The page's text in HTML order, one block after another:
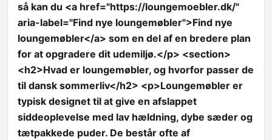
så kan du <a href="https://loungemoebler.dk/"
aria-label="Find nye loungemøbler">Find nye
loungemøbler</a> som en del af en bredere plan
for at opgradere dit udemiljø.</p> <section>
<h2>Hvad er loungemøbler, og hvorfor passer de
til dansk sommerliv</h2> <p>Loungemøbler er
typisk designet til at give en afslappet
siddeoplevelse med lav hældning, dybe sæder og
tætpakkede puder. De består ofte af